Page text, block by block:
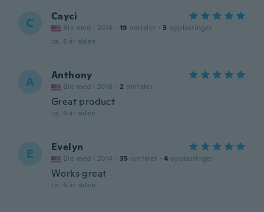
C Cayci
Ble med i 2014 · 19 omtaler · 3 opplastinger
ca. 6 år siden
A Anthony
Ble med i 2016 · 2 omtaler
Great product
ca. 6 år siden
E Evelyn
Ble med i 2014 · 35 omtaler · 4 opplastinger
Works great
ca. 6 år siden